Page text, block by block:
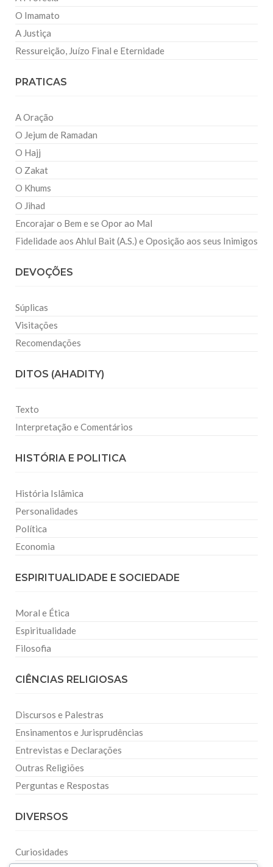
O Imamato
A Justiça
Ressureição, Juízo Final e Eternidade
PRATICAS
A Oração
O Jejum de Ramadan
O Hajj
O Zakat
O Khums
O Jihad
Encorajar o Bem e se Opor ao Mal
Fidelidade aos Ahlul Bait (A.S.) e Oposição aos seus Inimigos
DEVOÇÕES
Súplicas
Visitações
Recomendações
DITOS (AHADITY)
Texto
Interpretação e Comentários
HISTÓRIA E POLITICA
História Islâmica
Personalidades
Política
Economia
ESPIRITUALIDADE E SOCIEDADE
Moral e Ética
Espiritualidade
Filosofia
CIÊNCIAS RELIGIOSAS
Discursos e Palestras
Ensinamentos e Jurisprudências
Entrevistas e Declarações
Outras Religiões
Perguntas e Respostas
DIVERSOS
Curiosidades